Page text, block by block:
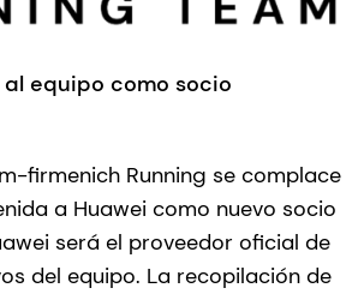
al equipo como socio
firmenich Running se complace
a Huawei como nuevo socio
será el proveedor oficial de
del equipo. La recopilación de